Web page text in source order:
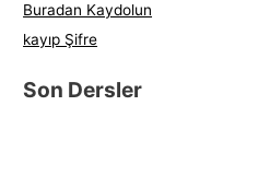
Buradan Kaydolun
kayıp Şifre
Son Dersler